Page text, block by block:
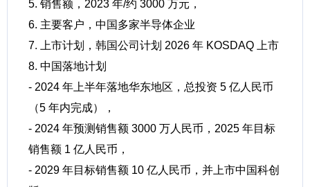
5. 销售额，2023 年/约 3000 万元，
6. 主要客户，中国多家半导体企业
7. 上市计划，韩国公司计划 2026 年 KOSDAQ 上市
8. 中国落地计划
- 2024 年上半年落地华东地区，总投资 5 亿人民币
（5 年内完成），
- 2024 年预测销售额 3000 万人民币，2025 年目标
销售额 1 亿人民币，
- 2029 年目标销售额 10 亿人民币，并上市中国科创